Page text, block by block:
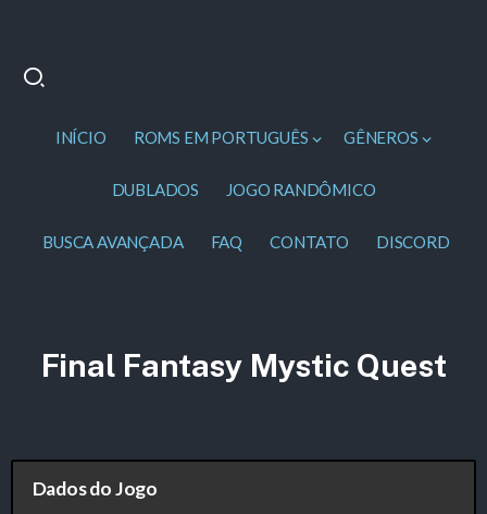
INÍCIO ROMS EM PORTUGUÊS GÊNEROS
DUBLADOS JOGO RANDÔMICO
BUSCA AVANÇADA FAQ CONTATO DISCORD
Final Fantasy Mystic Quest
Dados do Jogo